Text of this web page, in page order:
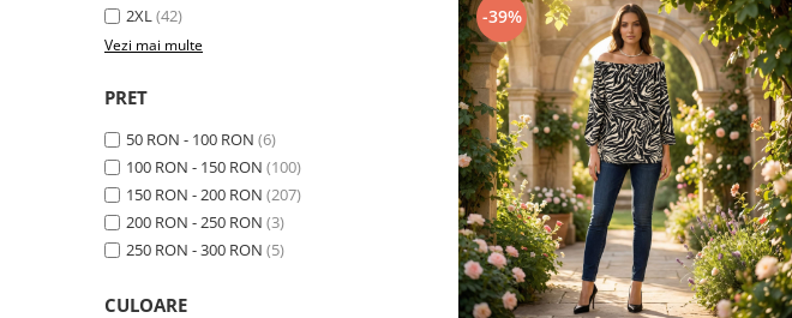
2XL(42)
Vezi mai multe
PRET
50 RON - 100 RON (6)
100 RON - 150 RON (100)
150 RON - 200 RON (207)
200 RON - 250 RON (3)
250 RON - 300 RON (5)
CULOARE
-39%